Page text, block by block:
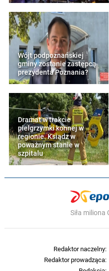
Wójt podpoznańskiej
gminy zostanie zastępcą
prezydenta Poznania?
Dramat w trakcie
pielgrzymki konnej w
regionie. Ksiądz w
poważnym stanie w
szpitalu
Siła miliona
Redaktor naczelny:
Redaktor prowadząca: